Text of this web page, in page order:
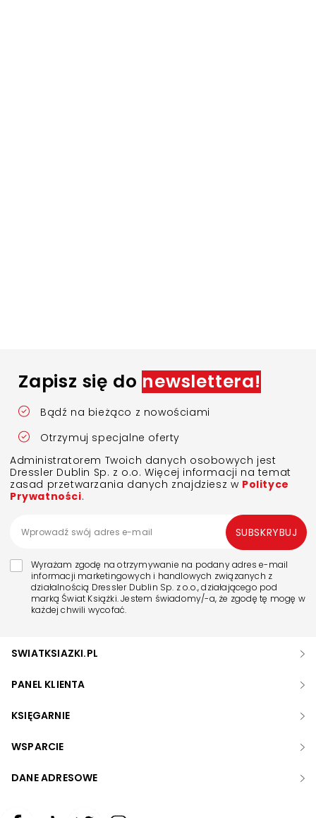
Zapisz się do newslettera!
Bądź na bieżąco z nowościami
Otrzymuj specjalne oferty
Administratorem Twoich danych osobowych jest
Dressler Dublin Sp. z o.o. Więcej informacji na temat
zasad przetwarzania danych znajdziesz w Polityce
Prywatności.
Wyrażam zgodę na otrzymywanie na podany adres e-mail
informacji marketingowych i handlowych związanych z
działalnością Dressler Dublin Sp. z o.o., działającego pod
marką Świat Książki. Jestem świadomy/-a, że zgodę tę mogę w
każdej chwili wycofać.
SUBSKRYBUJ
SWIATKSIAZKI.PL
PANEL KLIENTA
KSIĘGARNIE
WSPARCIE
DANE ADRESOWE